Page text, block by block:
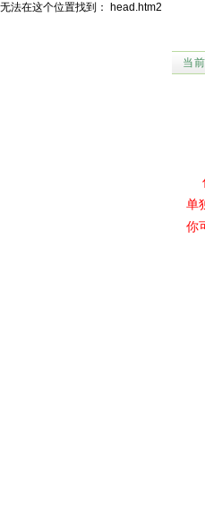
无法在这个位置找到： head.htm2
当
单
你